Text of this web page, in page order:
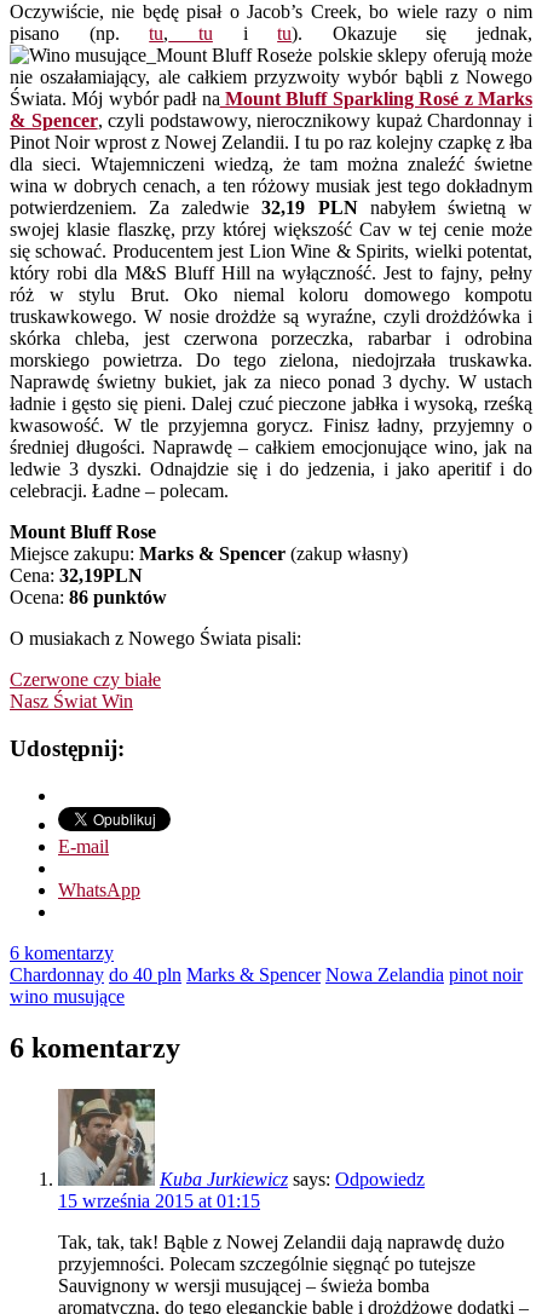
Oczywiście, nie będę pisał o Jacob’s Creek, bo wiele razy o nim
pisano (np.tu, tu itu). Okazuje się jednak,
że polskie sklepy oferują może
nie oszałamiający, ale całkiem przyzwoity wybór bąbli z Nowego
Świata. Mój wybór padł na Mount Bluff Sparkling Rosé z Marks
& Spencer, czyli podstawowy, nierocznikowy kupaż Chardonnay i
Pinot Noir wprost z Nowej Zelandii. I tu po raz kolejny czapkę z łba
dla sieci. Wtajemniczeni wiedzą, że tam można znaleźć świetne
wina w dobrych cenach, a ten różowy musiak jest tego dokładnym
potwierdzeniem. Za zaledwie32,19 PLN nabyłem świetną w
swojej klasie flaszkę, przy której większość Cav w tej cenie może
się schować. Producentem jest Lion Wine & Spirits, wielki potentat,
który robi dla M&S Bluff Hill na wyłączność. Jest to fajny, pełny
róż w stylu Brut. Oko niemal koloru domowego kompotu
truskawkowego. W nosie drożdże są wyraźne, czyli drożdżówka i
skórka chleba, jest czerwona porzeczka, rabarbar i odrobina
morskiego powietrza. Do tego zielona, niedojrzała truskawka.
Naprawdę świetny bukiet, jak za nieco ponad 3 dychy. W ustach
ładnie i gęsto się pieni. Dalej czuć pieczone jabłka i wysoką, rześką
kwasowość. W tle przyjemna gorycz. Finisz ładny, przyjemny o
średniej długości. Naprawdę – całkiem emocjonujące wino, jak na
ledwie 3 dyszki. Odnajdzie się i do jedzenia, i jako aperitif i do
celebracji. Ładne – polecam.
Mount Bluff Rose
Miejsce zakupu: Marks & Spencer (zakup własny)
Cena: 32,19PLN
Ocena: 86 punktów
O musiakach z Nowego Świata pisali:
Czerwone czy białe
Nasz Świat Win
Udostępnij:
E-mail
WhatsApp
6 komentarzy
Chardonnay do 40 pln Marks & Spencer Nowa Zelandia pinot noir
wino musujące
6 komentarzy
Kuba Jurkiewicz says: Odpowiedz
15 września 2015 at 01:15
Tak, tak, tak! Bąble z Nowej Zelandii dają naprawdę dużo
przyjemności. Polecam szczególnie sięgnąć po tutejsze
Sauvignony w wersji musującej – świeża bomba
aromatyczna, do tego eleganckie bąble i drożdżowe dodatki –